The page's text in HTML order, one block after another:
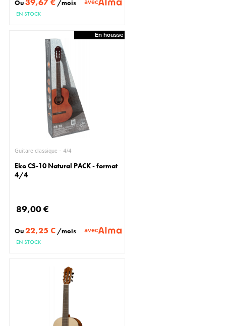
Ou /mois avec
EN STOCK
En housse
Guitare classique - 4/4
Eko CS-10 Natural PACK - format
4/4
89,00 €
Ou22,25 € /mois avec
EN STOCK